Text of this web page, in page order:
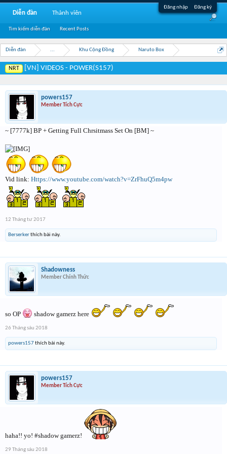
Đăng nhập Đăng ký
Diễn đàn ... Khu Cộng Đồng Naruto Box
NRT [VN] VIDEOS - POWER(S157)
powers157
Member Tích Cực
~ [7777k] BP + Getting Full Chrsitmass Set On [BM] ~
Vid link: Https://www.youtube.com/watch?v=ZrFhuQ5m4pw
12 Tháng tư 2017
Berserkerthích bài này.
Shadowness
Member Chính Thức
so OP shadow gamerz here
26 Tháng sáu 2018
powers157thích bài này.
powers157
Member Tích Cực
haha!! yo! #shadow gamerz!
29 Tháng sáu 2018
Diễn đàn
Tìm kiếm diễn đàn Recent Posts
Thành viên